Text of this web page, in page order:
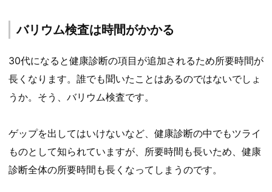
バリウム検査は時間がかかる
30代になると健康診断の項目が追加されるため所要時間が
長くなります。誰でも聞いたことはあるのではないでしょ
うか。そう、バリウム検査です。
ゲップを出してはいけないなど、健康診断の中でもツライ
ものとして知られていますが、所要時間も長いため、健康
診断全体の所要時間も長くなってしまうのです。